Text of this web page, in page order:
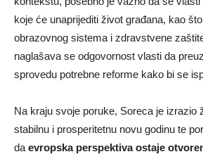
koje će unaprijediti život građana, kao
obrazovnog sistema i zdravstvene
naglašava se odgovornost vlasti da
sprovedu potrebne reforme kako bi se
Na kraju svoje poruke, Soreca je izrazio
stabilnu i prosperitetnu novu godinu te
da evropska perspektiva ostaje